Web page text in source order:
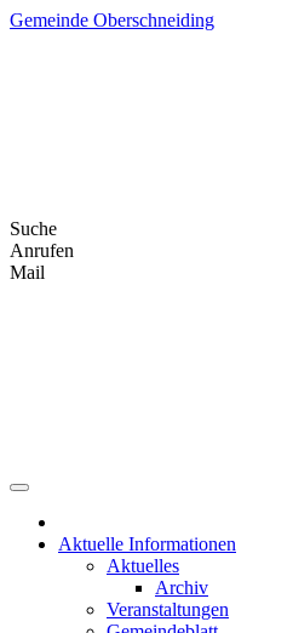
Skip
Gemeinde Oberschneiding
Suche
Anrufen
Mail
Aktuelle Informationen
Aktuelles
Archiv
Veranstaltungen